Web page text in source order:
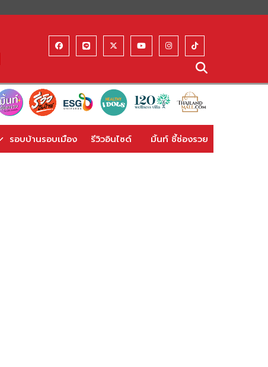
รอบบ้านรอบเมือง รีวิวอินไซด์ มิ้นท์ ชี้ช่องรวย